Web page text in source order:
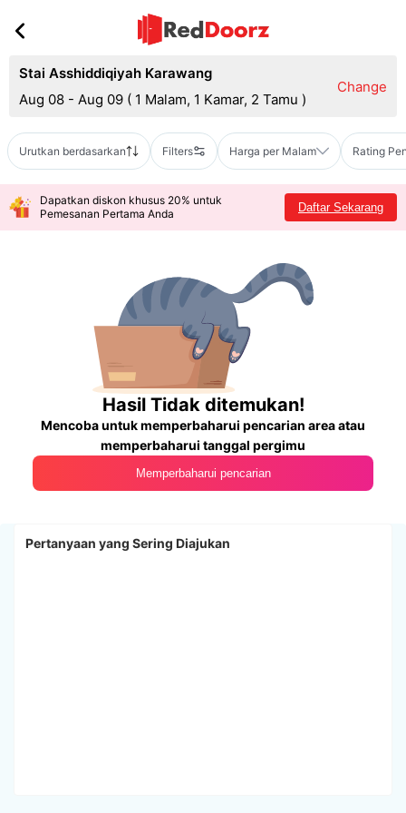
Stai Asshiddiqiyah Karawang
Aug 08 - Aug 09 ( 1 Malam, 1 Kamar, 2 Tamu )
Change
Urutkan berdasarkan Filters Harga per Malam Rating
Dapatkan diskon khusus 20% untuk
Pemesanan Pertama Anda
Daftar Sekarang
Hasil Tidak ditemukan!
Mencoba untuk memperbaharui pencarian area atau
memperbaharui tanggal pergimu
Memperbaharui pencarian
Pertanyaan yang Sering Diajukan